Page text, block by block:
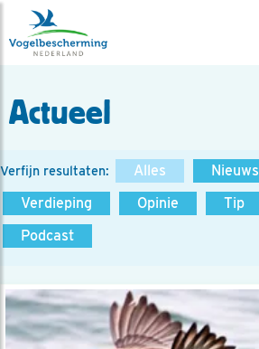
Actueel
Verfijn resultaten: Alles Nieuws
Verdieping
Opinie Tip
Podcast